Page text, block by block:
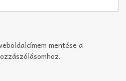
mentése a